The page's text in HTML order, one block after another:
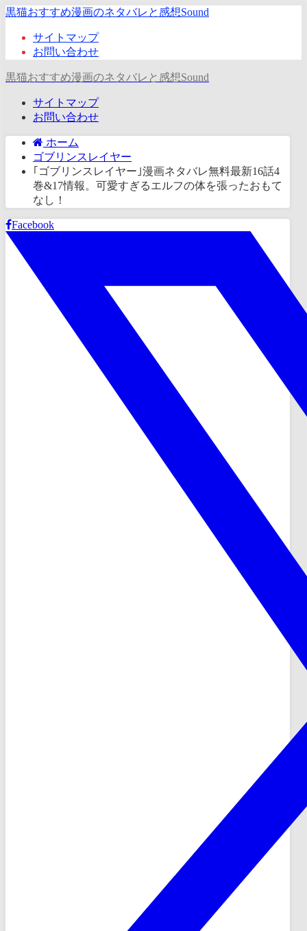
黒猫おすすめ漫画のネタバレと感想Sound
サイトマップ
お問い合わせ
黒猫おすすめ漫画のネタバレと感想Sound
サイトマップ
お問い合わせ
ホーム
ゴブリンスレイヤー
｢ゴブリンスレイヤー｣漫画ネタバレ無料最新16話4
巻&17情報。可愛すぎるエルフの体を張ったおもて
なし！
Facebook